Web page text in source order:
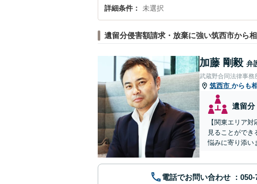
詳細条件 未選択
遺留分侵害額請求・放棄に強い筑西市から
加藤 剛毅 弁
武蔵野合同法律事務
筑西市 からも
遺留分
【関東エリア
見ることができ
悩みに寄り添い
電話でお問い合わせ